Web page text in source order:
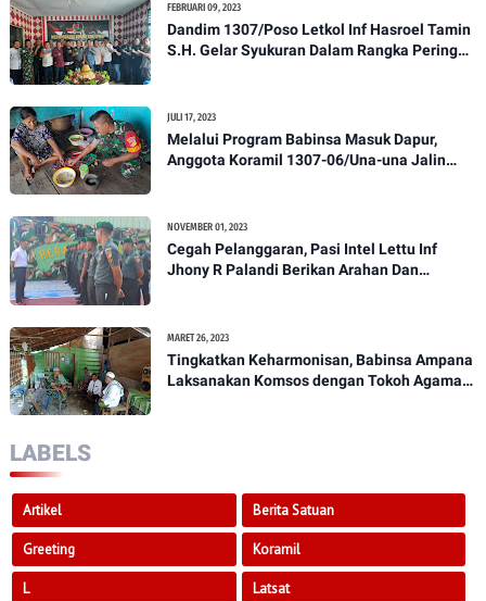
FEBRUARI 09, 2023
Dandim 1307/Poso Letkol Inf Hasroel Tamin
S.H. Gelar Syukuran Dalam Rangka Peringati
JULI 17, 2023
Melalui Program Babinsa Masuk Dapur,
Anggota Koramil 1307-06/Una-una Jalin
NOVEMBER 01, 2023
Cegah Pelanggaran, Pasi Intel Lettu Inf
Jhony R Palandi Berikan Arahan Dan
MARET 26, 2023
Tingkatkan Keharmonisan, Babinsa Ampana
Laksanakan Komsos dengan Tokoh Agama
LABELS
Artikel Berita Satuan
Greeting Koramil
L Latsat